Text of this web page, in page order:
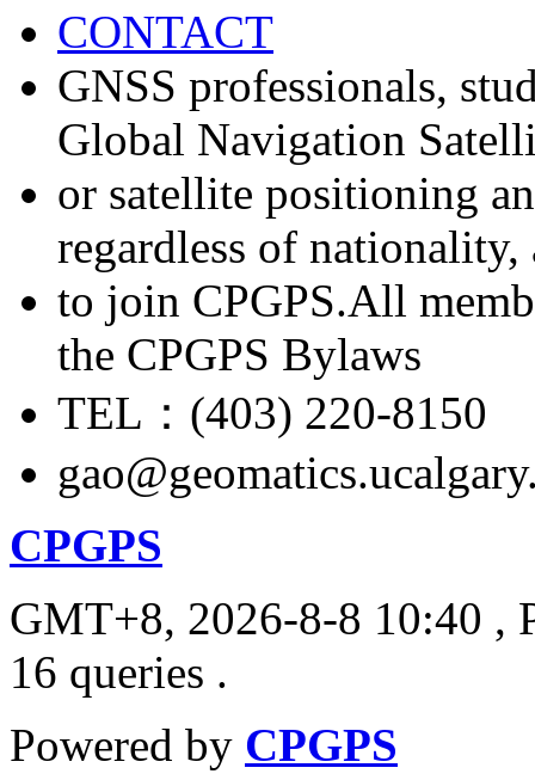
CONTACT
GNSS professionals,
Global Navigation
or satellite positioning
regardless of nationality,
to join CPGPS.All
the CPGPS Bylaws
TEL：(403) 220-8150
CPGPS
GMT+8, 2026-8-8 10:40 ,
16 queries .
Powered by CPGPS